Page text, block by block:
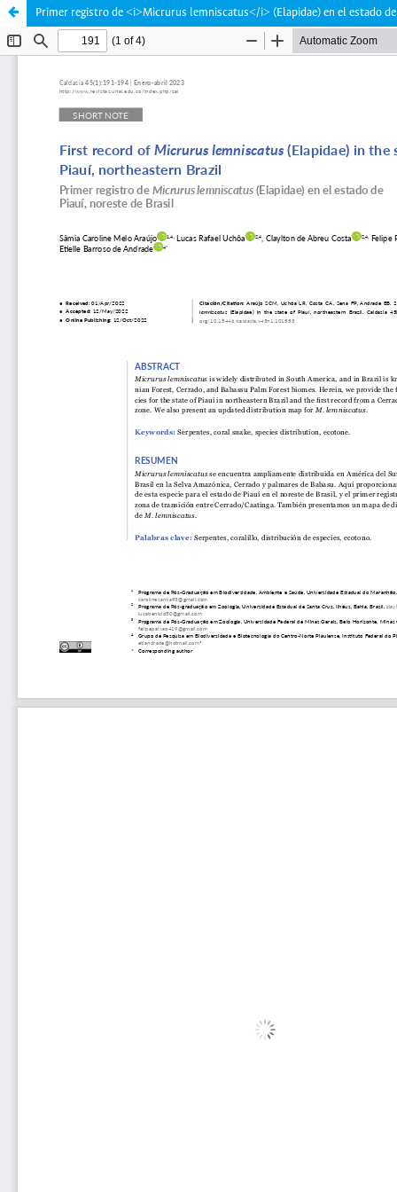
Primer registro de <i>Micrurus lemniscatus</i> (Elapidae) en el estado